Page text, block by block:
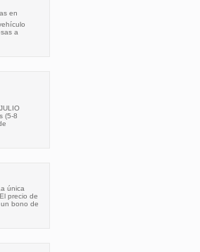
en
a
(5-8
única
precio de
bono de